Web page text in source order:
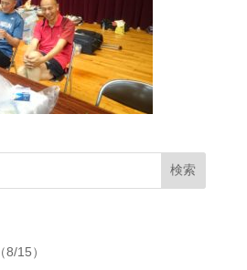
15）